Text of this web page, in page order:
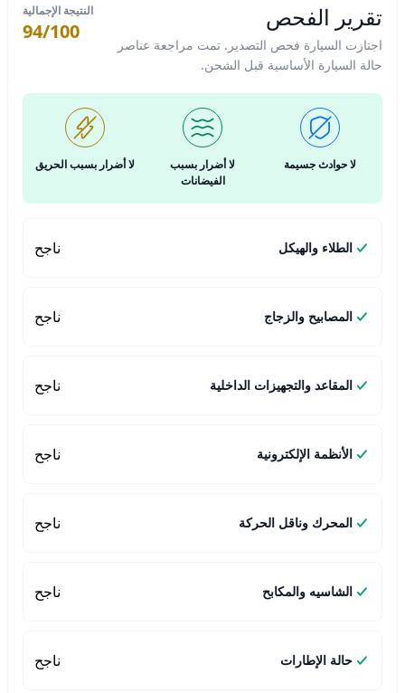
تقرير الفحص
اجتازت السيارة فحص التصدير. تمت مراجعة عناصر
حالة السيارة الأساسية قبل الشحن.
النتيجة الإجمالية
94/100
لا حوادث جسيمة
لا أضرار بسبب
الفيضانات
لا أضرار بسبب الحريق
الطلاء والهيكل ناجح
المصابيح والزجاج ناجح
المقاعد والتجهيزات الداخلية ناجح
الأنظمة الإلكترونية ناجح
المحرك وناقل الحركة ناجح
الشاسيه والمكابح ناجح
حالة الإطارات ناجح